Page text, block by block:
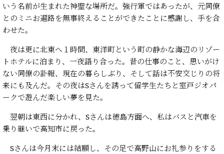
いう名前が生まれた神聖な場所だ。強行軍ではあったが、元同僚
とのミニお遍路を無事終えることができたことに感謝し、手を合
わせた。
夜は更に北東へ１時間、東洋町という町の静かな海辺のリゾー
トホテルに泊まり、一夜語り合った。昔の仕事のこと、思いがけ
ない同僚の訃報、現在の暮らしぶり、そして話は不安交じりの将
来にも及んだ。その夜はSさんを誘って留学生たちと室戸ジオパ
ークで遊んだ楽しい夢を見た。
翌朝は東西に分かれ、Sさんは徳島方面へ、私はバスと汽車を
乗り継いで高知市に戻った。
Sさんは今月末には結願し、その足で高野山にお礼参りをする